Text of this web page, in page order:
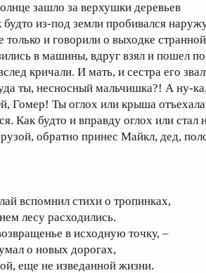
зашло за верхушки деревьев
будто из-под земли пробивался
только и говорили о выходке
в машины, вдруг взял и пошел
кричали. И мать, и сестра его
ты, несносный мальчишка?! А ну-
Гомер! Ты оглох или крыша
Как будто и вправду оглох или стал
обратно принес Майкл, дед,
вспомнил стихи о тропинках,
лесу расходились.
в исходную точку, –
о новых дорогах,
еще не изведанной жизни.